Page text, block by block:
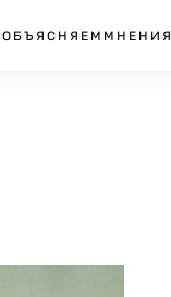
ОБЪЯСНЯЕМ МНЕНИЯ